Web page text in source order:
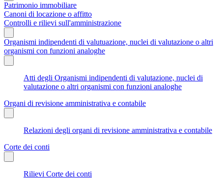
Patrimonio immobiliare
Canoni di locazione o affitto
Controlli e rilievi sull'amministrazione
Organismi indipendenti di valutuazione, nuclei di valutazione o altri
organismi con funzioni analoghe
Atti degli Organismi indipendenti di valutazione, nuclei di
valutazione o altri organismi con funzioni analoghe
Organi di revisione amministrativa e contabile
Relazioni degli organi di revisione amministrativa e contabile
Corte dei conti
Rilievi Corte dei conti